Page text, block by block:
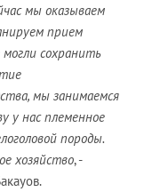
мы оказываем
прием
сохранить
мы занимаемся
у нас племенное
породы.
хозяйство, -